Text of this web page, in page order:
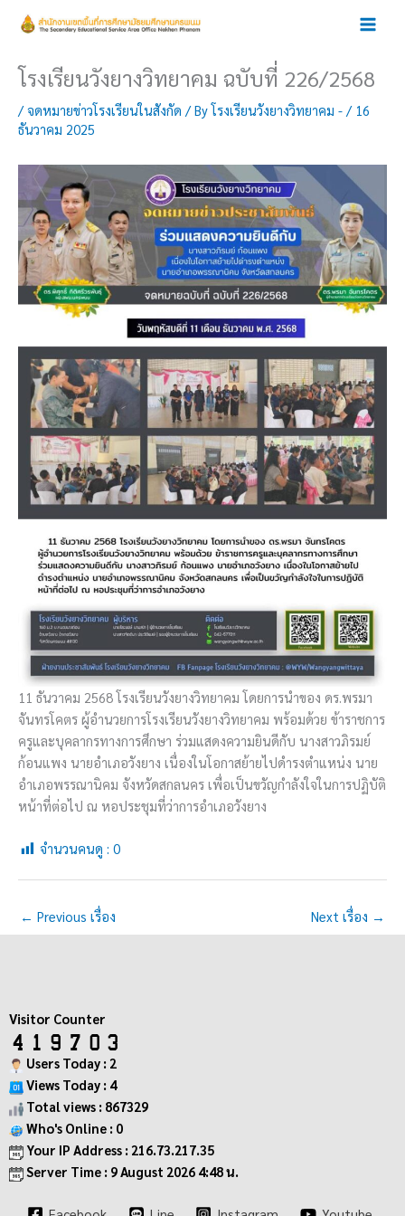
โรงเรียนวังยางวิทยาคม ฉบับที่ 226/2568
/จดหมายข่าวโรงเรียนในสังกัด / Byโรงเรียนวังยางวิทยาคม - / 16
ธันวาคม 2025
11 ธันวาคม 2568 โรงเรียนวังยางวิทยาคม โดยการนำของ ดร.พรมา
จันทรโคตร ผู้อำนวยการโรงเรียนวังยางวิทยาคม พร้อมด้วย ข้าราชการ
ครูและบุคลากรทางการศึกษา ร่วมแสดงความยินดีกับ นางสาวภิรมย์
ก้อนแพง นายอำเภอวังยาง เนื่องในโอกาสย้ายไปดำรงตำแหน่ง นาย
อำเภอพรรณานิคม จังหวัดสกลนคร เพื่อเป็นขวัญกำลังใจในการปฏิบัติ
หน้าที่ต่อไป ณ หอประชุมที่ว่าการอำเภอวังยาง
จำนวนคนดู : 0
← Previous เรื่อง Next เรื่อง →
Visitor Counter
Users Today : 2
Views Today : 4
Total views : 867329
Who's Online : 0
Your IP Address : 216.73.217.35
Server Time : 9 August 2026 4:48 น.